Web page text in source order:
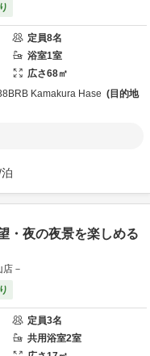
定員8名
浴室1室
広さ68㎡
BRB Kamakura Hase
目的地
泊
・夜の夜景を楽しめる
－
定員3名
共用浴室2室